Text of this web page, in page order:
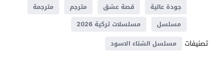
جودة عالية
قصة عشق مترجم
مترجمة
مسلسل
مسلسلات تركية 2026
تصنيفات مسلسل الشتاء الاسود